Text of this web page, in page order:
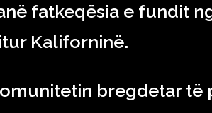
fatkeqësia e fundit
Kaliforninë.
bregdetar të